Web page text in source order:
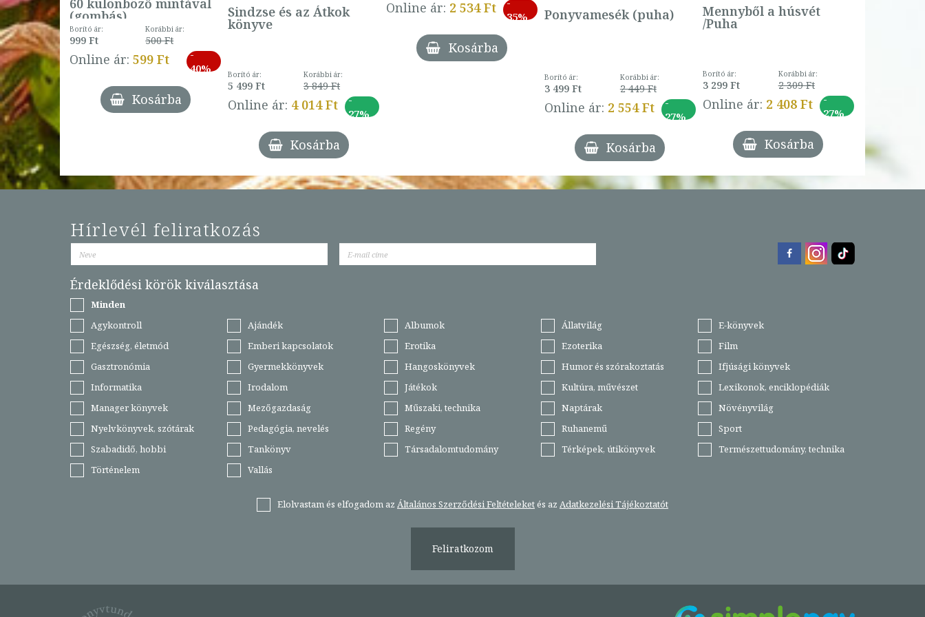
ár:
Ft
Ft
27%
60 különböző mintával
(gombás)
Borító ár:
999 Ft
Korábbi ár:
500 Ft
Online ár: 599 Ft
-
40%
Kosárba
Sindzse és az Átkok
könyve
Borító ár:
5 499 Ft
Korábbi ár:
3 849 Ft
Online ár: 4 014 Ft
-
27%
Kosárba
Online ár: 2 534 Ft
35%
Kosárba
Ponyvamesék (puha)
Borító ár:
3 499 Ft
Korábbi ár:
2 449 Ft
Online ár: 2 554 Ft
-
27%
Kosárba
Mennyből a húsvét
/Puha
Borító ár:
3 299 Ft
Korábbi ár:
2 309 Ft
Online ár: 2 408 Ft
-
27%
Kosárba
Hírlevél feliratkozás
Érdeklődési körök kiválasztása
Minden
Agykontroll
Ajándék Albumok Állatvilág
E-könyvek
Egészség, életmód
Emberi kapcsolatok Erotika Ezoterika
Film
Gasztronómia
Gyermekkönyvek Hangoskönyvek Humor és szórakoztatás
Ifjúsági könyvek
Informatika
Irodalom Játékok Kultúra, művészet
Lexikonok, enciklopédiák
Manager könyvek
Mezőgazdaság Műszaki, technika Naptárak
Növényvilág
Nyelvkönyvek, szótárak
Pedagógia, nevelés Regény Ruhanemű
Sport
Szabadidő, hobbi
Tankönyv Társadalomtudomány Térképek, útikönyvek
Természettudomány, technika
Történelem
Vallás
Elolvastam és elfogadom az Általános Szerződési Feltételeketés az Adatkezelési Tájékoztatót
Feliratkozom